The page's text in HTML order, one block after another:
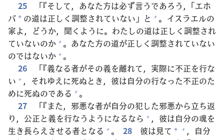
25 「『そして，あなた方は必ず言うであろう，「エホ
バ * の道は正しく調整されていない」と + 。イスラエルの
家よ，どうか， 聞くように。わたしの道は正しく調整され
ていないのか + 。あなた方の道が正しく調整されていない
のではないか + 。
26
「『義なる者がその義を離れて， 実際に不正を行な
い + ，それゆえに死ぬとき， 彼は自分の行なった不正のた
めに死ぬのである + 。
27
「『また， 邪悪な者が自分の犯した邪悪から立ち返
り， 公正と義を行なうようになるなら + ， 彼は自分の魂を
生き長らえさせる者となる + 。 28 彼は見て * + ， 自分